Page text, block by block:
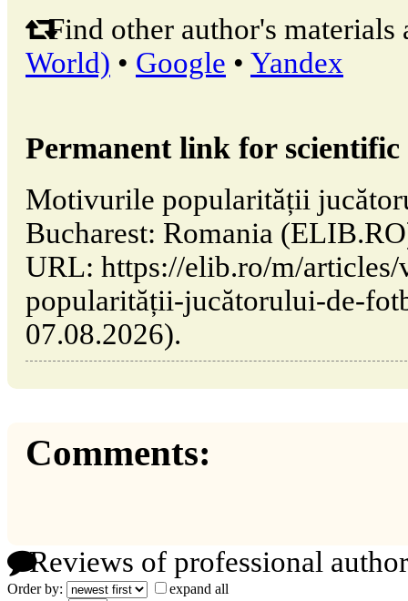
Find other author's materials
World) • Google • Yandex
Permanent link for
Motivurile popularității
Bucharest: Romania
URL: https://elib.ro/m/
popularității-jucătorului-de-
07.08.2026).
Comments:
Reviews of professional
Order by:
expand all